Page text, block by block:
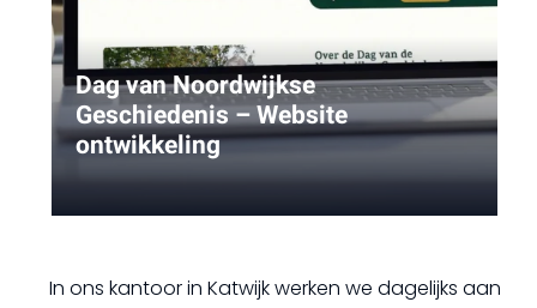
Dag van Noordwijkse
Geschiedenis – Website
ontwikkeling
In ons kantoor in Katwijk werken we dagelijks aan